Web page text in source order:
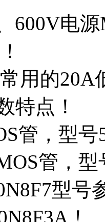
600V电
用的20A
特点！
管，型
管，
型
！